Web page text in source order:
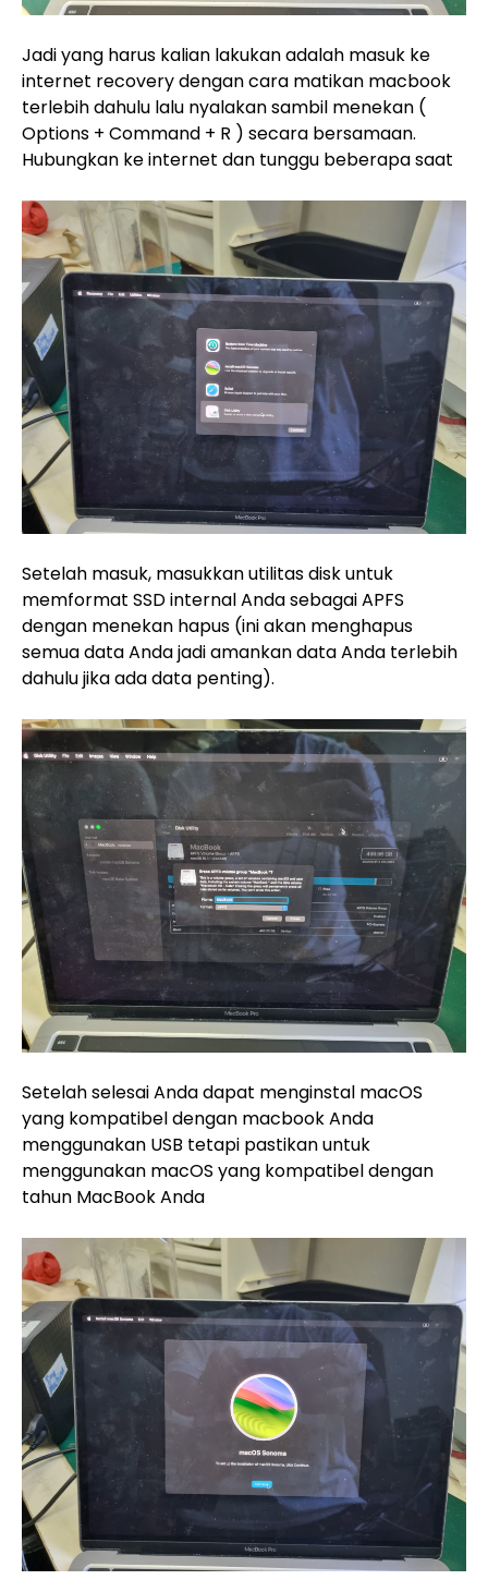
Jadi yang harus kalian lakukan adalah masuk ke
internet recovery dengan cara matikan macbook
terlebih dahulu lalu nyalakan sambil menekan (
Options + Command + R ) secara bersamaan.
Hubungkan ke internet dan tunggu beberapa saat
Setelah masuk, masukkan utilitas disk untuk
memformat SSD internal Anda sebagai APFS
dengan menekan hapus (ini akan menghapus
semua data Anda jadi amankan data Anda terlebih
dahulu jika ada data penting).
Setelah selesai Anda dapat menginstal macOS
yang kompatibel dengan macbook Anda
menggunakan USB tetapi pastikan untuk
menggunakan macOS yang kompatibel dengan
tahun MacBook Anda